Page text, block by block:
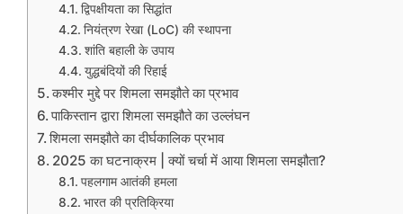
द्विपक्षीयता का सिद्धांत
नियंत्रण रेखा (LoC) की स्थापना
शांति बहाली के उपाय
युद्धबंदियों की रिहाई
कश्मीर मुद्दे पर शिमला समझौते का प्रभाव
पाकिस्तान द्वारा शिमला समझौते का उल्लंघन
शिमला समझौते का दीर्घकालिक प्रभाव
2025 का घटनाक्रम | क्यों चर्चा में आया शिमला समझौता?
पहलगाम आतंकी हमला
भारत की प्रतिक्रिया